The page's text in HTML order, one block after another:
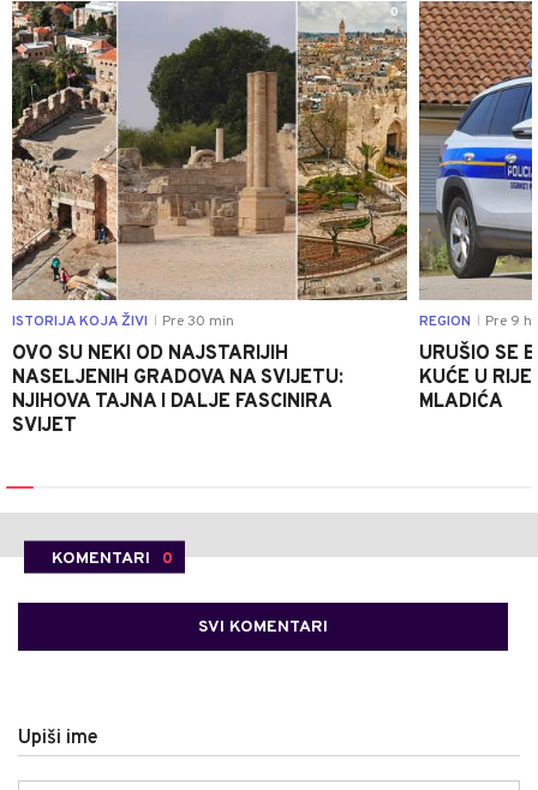
0
ISTORIJA KOJA ŽIVI Pre 30 min
OVO SU NEKI OD NAJSTARIJIH
NASELJENIH GRADOVA NA SVIJETU:
NJIHOVA TAJNA I DALJE FASCINIRA
SVIJET
REGION Pre 9 h
URUŠIO SE
KUĆE U
MLADIĆA
KOMENTARI 0
SVI KOMENTARI
Upiši ime